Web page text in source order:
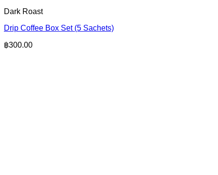
Dark Roast
Drip Coffee Box Set (5 Sachets)
฿300.00